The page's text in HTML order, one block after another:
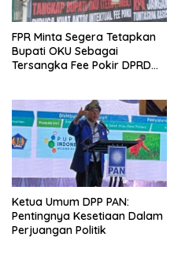
FPR Minta Segera Tetapkan
Bupati OKU Sebagai
Tersangka Fee Pokir DPRD
Ketua Umum DPP PAN:
Pentingnya Kesetiaan Dalam
Perjuangan Politik